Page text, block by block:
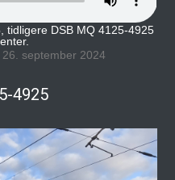
tidligere DSB MQ 4125-4925
september 2024
4925